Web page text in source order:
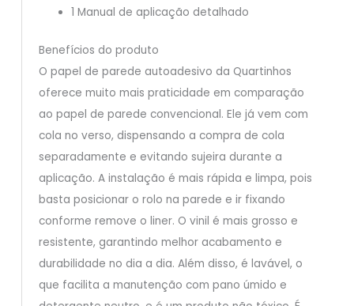
1 Manual de aplicação detalhado
Benefícios do produto
O papel de parede autoadesivo da Quartinhos
oferece muito mais praticidade em comparação
ao papel de parede convencional. Ele já vem com
cola no verso, dispensando a compra de cola
separadamente e evitando sujeira durante a
aplicação. A instalação é mais rápida e limpa, pois
basta posicionar o rolo na parede e ir fixando
conforme remove o liner. O vinil é mais grosso e
resistente, garantindo melhor acabamento e
durabilidade no dia a dia. Além disso, é lavável, o
que facilita a manutenção com pano úmido e